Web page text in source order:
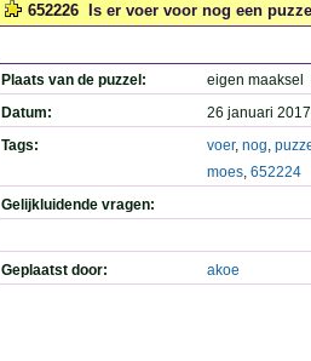
652226 Is er voer voor nog een
Plaats van de puzzel:
eigen maaksel
Datum:
26 januari
Tags:
voer, nog,
moes, 652224
Gelijkluidende vragen:
Geplaatst door: akoe